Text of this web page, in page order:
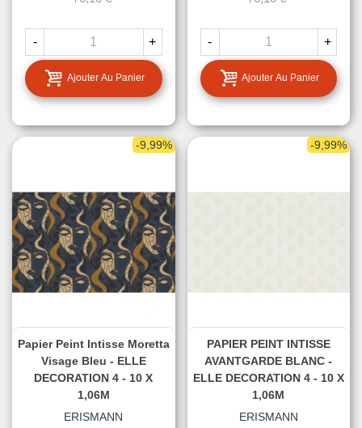
- +
Ajouter Au Panier
- +
Ajouter Au Panier
-9,99%
Papier Peint Intisse Moretta
Visage Bleu - ELLE
DECORATION 4 - 10 X
1,06M
ERISMANN
-9,99%
PAPIER PEINT INTISSE
AVANTGARDE BLANC -
ELLE DECORATION 4 - 10 X
1,06M
ERISMANN